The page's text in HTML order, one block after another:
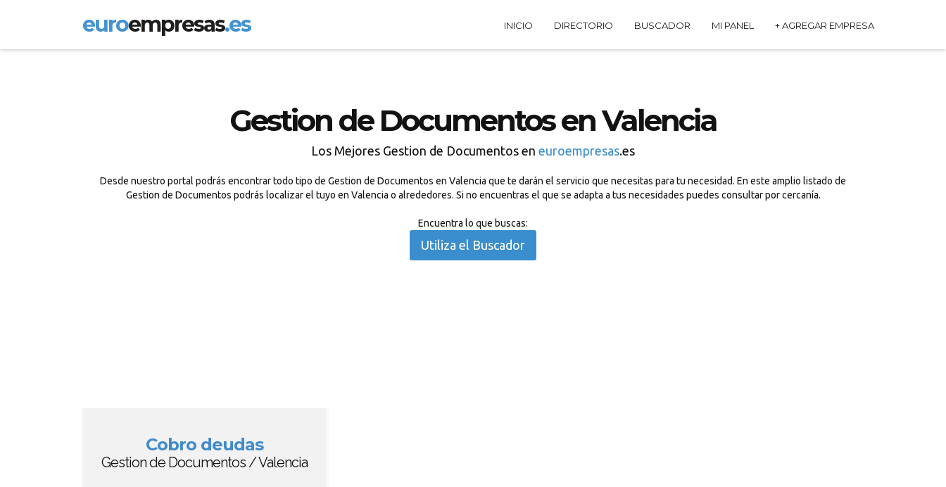
euroempresas.es INICIO DIRECTORIO BUSCADOR MI PANEL + AGREGAR EMPRESA
Gestion de Documentos en Valencia
Los Mejores Gestion de Documentos en euroempresas.es
Desde nuestro portal podrás encontrar todo tipo de Gestion de Documentos en Valencia que te darán el servicio que necesitas para tu necesidad. En este amplio listado de
Gestion de Documentos podrás localizar el tuyo en Valencia o alrededores. Si no encuentras el que se adapta a tus necesidades puedes consultar por cercanía.
Encuentra lo que buscas:
Utiliza el Buscador
Cobro deudas
Gestion de Documentos / Valencia